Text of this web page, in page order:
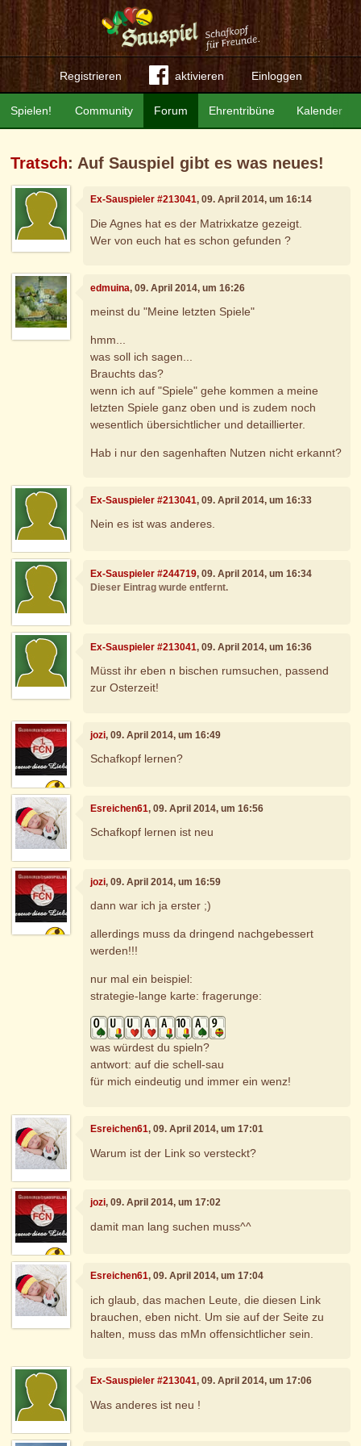
Registrieren aktivieren Einloggen
Community Forum Ehrentribüne Kalender
Spielen!
Tratsch: Auf Sauspiel gibt es was neues!
Ex-Sauspieler #213041, 09. April 2014, um 16:14
Die Agnes hat es der Matrixkatze gezeigt.
Wer von euch hat es schon gefunden ?
edmuina, 09. April 2014, um 16:26
meinst du "Meine letzten Spiele"
hmm...
was soll ich sagen...
Brauchts das?
wenn ich auf "Spiele" gehe kommen a meine
letzten Spiele ganz oben und is zudem noch
wesentlich übersichtlicher und detaillierter.
Hab i nur den sagenhaften Nutzen nicht erkannt?
Ex-Sauspieler #213041, 09. April 2014, um 16:33
Nein es ist was anderes.
Ex-Sauspieler #244719, 09. April 2014, um 16:34
Dieser Eintrag wurde entfernt.
Ex-Sauspieler #213041, 09. April 2014, um 16:36
Müsst ihr eben n bischen rumsuchen, passend
zur Osterzeit!
jozi, 09. April 2014, um 16:49
Schafkopf lernen?
Esreichen61, 09. April 2014, um 16:56
Schafkopf lernen ist neu
jozi, 09. April 2014, um 16:59
dann war ich ja erster ;)
allerdings muss da dringend nachgebessert
werden!!!
nur mal ein beispiel:
strategie-lange karte: fragerunge:
was würdest du spieln?
antwort: auf die schell-sau
für mich eindeutig und immer ein wenz!
Esreichen61, 09. April 2014, um 17:01
Warum ist der Link so versteckt?
jozi, 09. April 2014, um 17:02
damit man lang suchen muss^^
Esreichen61, 09. April 2014, um 17:04
ich glaub, das machen Leute, die diesen Link
brauchen, eben nicht. Um sie auf der Seite zu
halten, muss das mMn offensichtlicher sein.
Ex-Sauspieler #213041, 09. April 2014, um 17:06
Was anderes ist neu !